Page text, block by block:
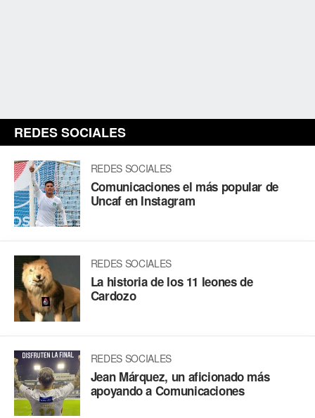
REDES SOCIALES
REDES SOCIALES
Comunicaciones el más popular de
Uncaf en Instagram
REDES SOCIALES
La historia de los 11 leones de
Cardozo
REDES SOCIALES
Jean Márquez, un aficionado más
apoyando a Comunicaciones